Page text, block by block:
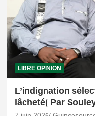
LIBRE OPINION
L’indignation
lâcheté( Par